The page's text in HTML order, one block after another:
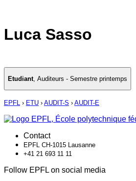
Luca Sasso
Etudiant, Auditeurs - Semestre printemps
EPFL › ETU › AUDIT-S › AUDIT-E
Contact
EPFL CH-1015 Lausanne
+41 21 693 11 11
Follow EPFL on social media